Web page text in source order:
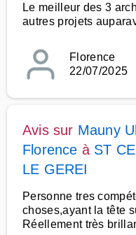
Le meilleur des 3
autres projets
Florence
22/07/2025
Avis sur Mauny
Florence à ST
LE GEREI
Personne tres
choses,ayant la tête
Réellement très